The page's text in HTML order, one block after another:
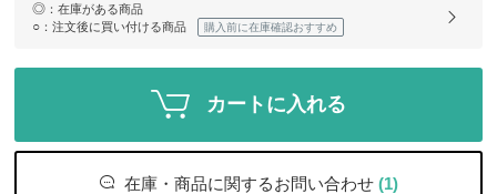
◎ ：在庫がある商品
○ ：注文後に買い付ける商品 購入前に在庫確認おすすめ
カートに入れる
在庫・商品に関するお問い合わせ (1)